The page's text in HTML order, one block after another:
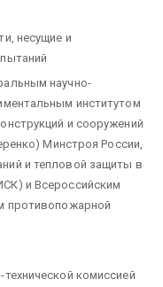
несущие и
научно-
институтом
и сооружений
Минстроя России,
и тепловой защиты в
и Всероссийским
противопожарной
комиссией